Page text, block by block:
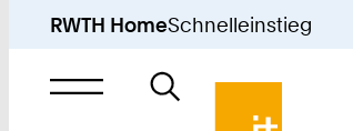
RWTH HomeSchnelleinstieg
Suche
nach